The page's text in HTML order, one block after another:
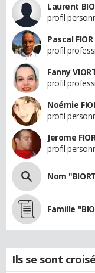
Laurent
profil
Pascal FIOR
profil
Fanny
profil
Noémie
profil
Jerome
profil
Nom
Famille
Ils se sont